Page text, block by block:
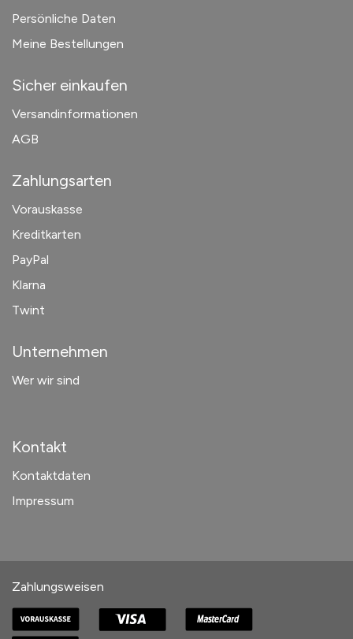
Persönliche Daten
Meine Bestellungen
Sicher einkaufen
Versandinformationen
AGB
Zahlungsarten
Vorauskasse
Kreditkarten
PayPal
Klarna
Twint
Unternehmen
Wer wir sind
Kontakt
Kontaktdaten
Impressum
Zahlungsweisen